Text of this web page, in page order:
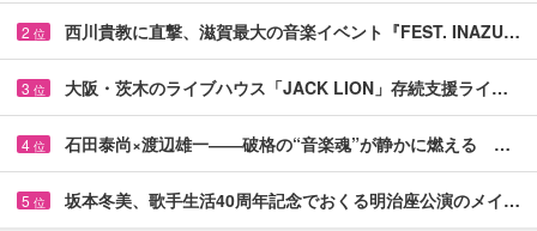
2 位 西川貴教に直撃、滋賀最大の音楽イベント『FEST. INAZU…
3 位 大阪・茨木のライブハウス「JACK LION」存続支援ライ…
4 位 石田泰尚×渡辺雄一――破格の“音楽魂”が静かに燃える …
5 位 坂本冬美、歌手生活40周年記念でおくる明治座公演のメイ…